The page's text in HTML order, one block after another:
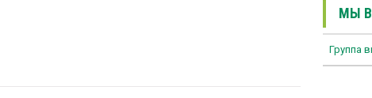
МЫ В
Группа